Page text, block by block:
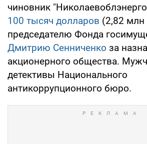
чиновник
100 тысяч долларов (2,82 млн
председателю Фонда
Дмитрию Сенниченко за
акционерного общества.
детективы Национального
антикоррупционного бюро.